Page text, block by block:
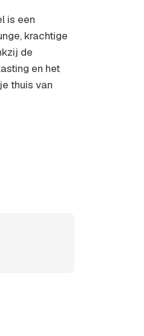
is een
krachtige
de
en het
thuis van